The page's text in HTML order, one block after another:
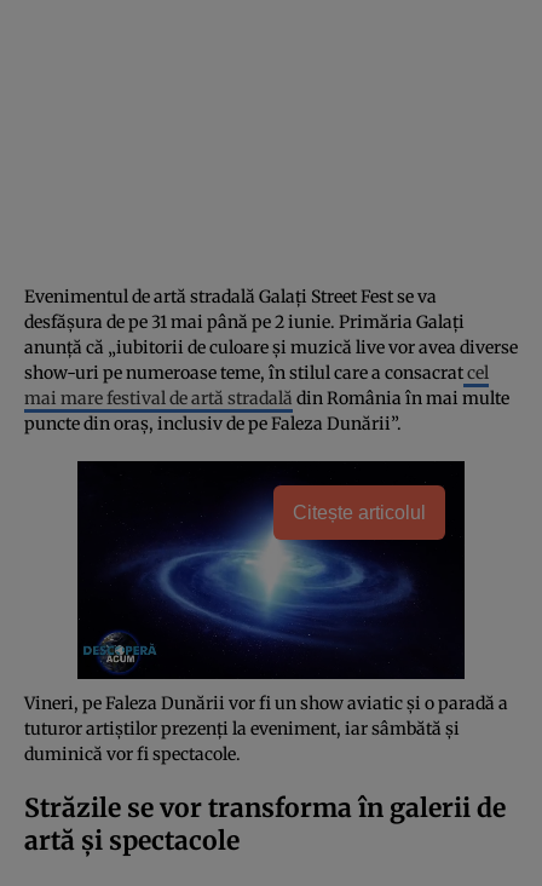
Evenimentul de artă stradală Galați Street Fest se va
desfășura de pe 31 mai până pe 2 iunie. Primăria Galați
anunță că „iubitorii de culoare și muzică live vor avea diverse
show-uri pe numeroase teme, în stilul care a consacratcel
mai mare festival de artă stradală din România în mai multe
puncte din oraș, inclusiv de pe Faleza Dunării”.
Citește articolul
Vineri, pe Faleza Dunării vor fi un show aviatic și o paradă a
tuturor artiștilor prezenți la eveniment, iar sâmbătă și
duminică vor fi spectacole.
Străzile se vor transforma în galerii de
artă și spectacole